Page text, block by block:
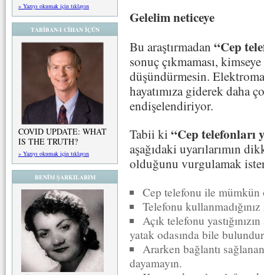
» Yazıyı okumak için tıklayın
TABİBAN-I CİHAN İÇÜN
COVID UPDATE: WHAT
IS THE TRUTH?
» Yazıyı okumak için tıklayın
BENİM ŞARKILARIM
Gelelim neticeye
Bu araştırmadan “Cep
sonuç çıkmaması,
düşündürmesin.
hayatımıza giderek daha
endişelendiriyor.
Tabii ki “Cep telefonları
aşağıdaki uyarılarımın
olduğunu vurgulamak
Cep telefonu ile mümkün
Telefonu
Açık telefonu
yatak odasında bile
Ararken bağlantı
dayamayın.